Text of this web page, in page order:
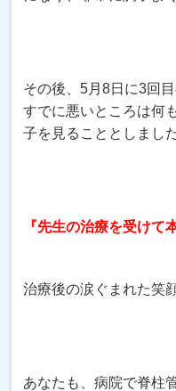
その後、5月8日に3回
すでに悪いところは何
子を見ることとしました
『先生の治療を受けて
治療後の涙ぐまれた笑
あなたも、病院で脊柱